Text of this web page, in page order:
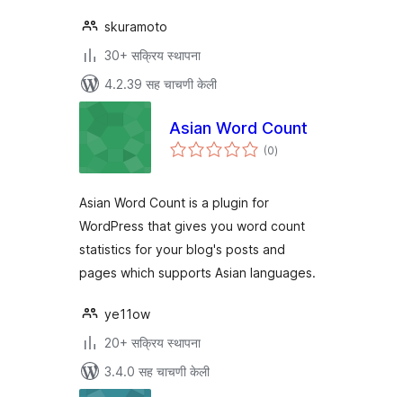
skuramoto
30+ सक्रिय स्थापना
4.2.39 सह चाचणी केली
Asian Word Count
(0एकूण
मूल्यांकन
)
Asian Word Count is a plugin for
WordPress that gives you word count
statistics for your blog's posts and
pages which supports Asian languages.
ye11ow
20+ सक्रिय स्थापना
3.4.0 सह चाचणी केली